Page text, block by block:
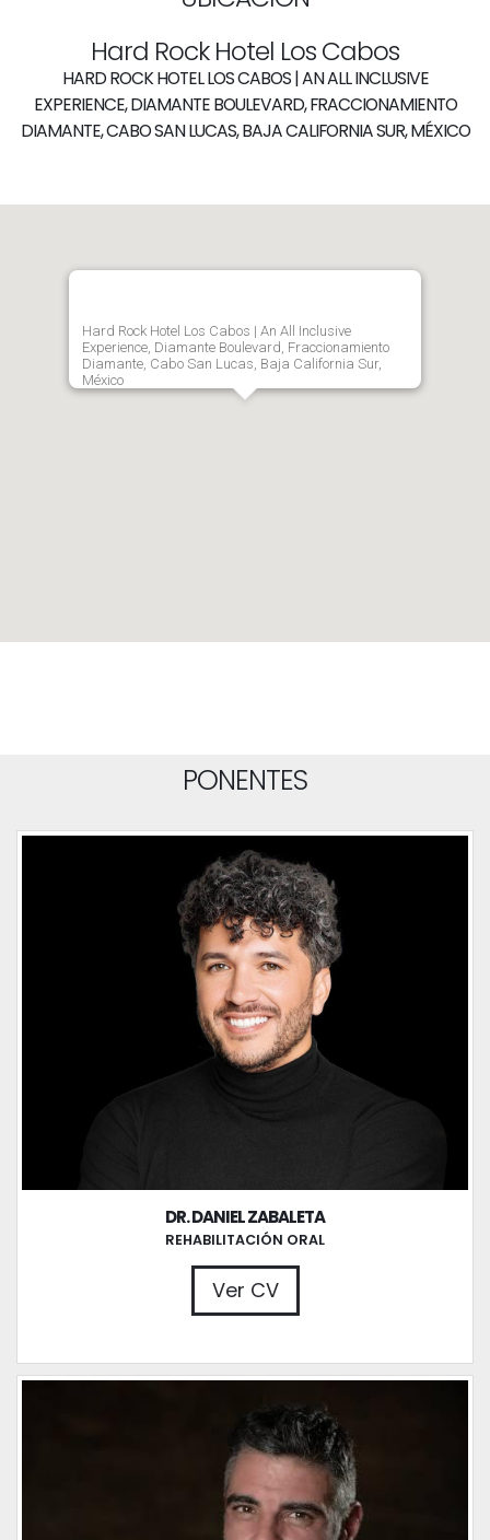
Hard Rock Hotel Los Cabos
HARD ROCK HOTEL LOS CABOS | AN ALL INCLUSIVE
EXPERIENCE, DIAMANTE BOULEVARD, FRACCIONAMIENTO
DIAMANTE, CABO SAN LUCAS, BAJA CALIFORNIA SUR, MÉXICO
Hard Rock Hotel Los Cabos | An All Inclusive
Experience, Diamante Boulevard, Fraccionamiento
Diamante, Cabo San Lucas, Baja California Sur,
México
PONENTES
DR. DANIEL ZABALETA
REHABILITACIÓN ORAL
Ver CV